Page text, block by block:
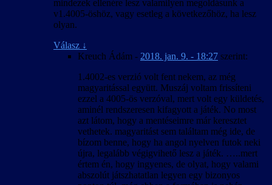
mindezek ellenére lesz valamilyen megoldásunk a
v1.4005-öshöz, vagy esetleg a következőhöz, ha lesz
olyan.
Válasz ↓
Kreuch Ádám - 2018. jan. 9. - 18:27 szerint:
1.4002-es verzió volt fent nekem, az még
magyaritással együtt. Muszáj voltam frissíteni
ezzel a 4005-ös verzóval, mert volt egy küldetés,
aminél rendszeresen kifagyott a játék. No most
azt látom, hogy a mentéseimre már keresztet
vethetek. magyaritást sem találtam még ide, de
bízom benne, hogy ha angol nyelven futok neki
újra, legalább végigvihető lesz a játék. …..mert
értem én, hogy ingyenes, de olyat, hogy valami
abszolút játszhatatlan legyen egy bizonyos